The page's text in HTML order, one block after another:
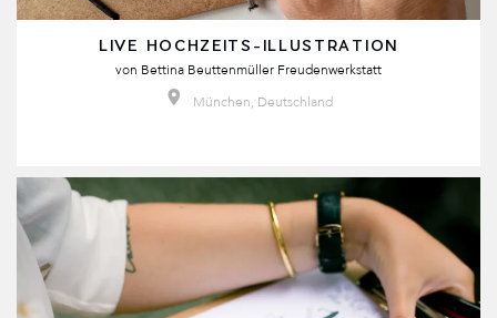
LIVE HOCHZEITS-ILLUSTRATION
von Bettina Beuttenmüller Freudenwerkstatt
München, Deutschland